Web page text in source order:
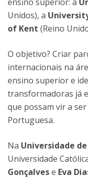
Unidos), a
of Kent (Reino
O objetivo? Criar
internacionais na
ensino superior e
transformadoras já
que possam vir a
Portuguesa.
Na Universidade
Universidade
Gonçalvese Eva